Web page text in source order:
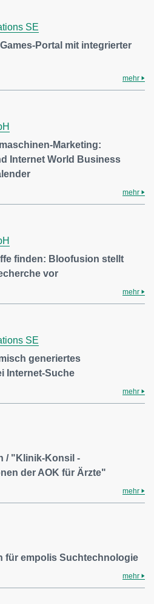
SE
Portal mit integrierter
mehr
Marketing:
Internet World Business
mehr
finden: Bloofusion stellt
vor
mehr
SE
generiertes
Internet-Suche
mehr
/ "Klinik-Konsil -
der AOK für Ärzte"
mehr
für empolis Suchtechnologie
mehr